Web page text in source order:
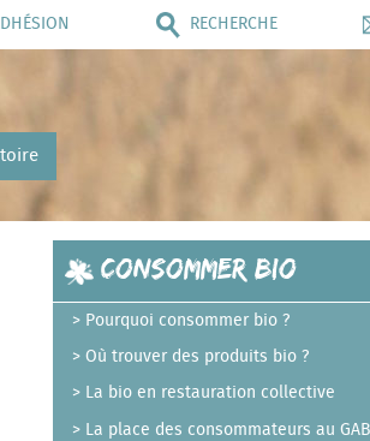
RECHERCHE
Consommer Bio
Pourquoi consommer bio ?
Où trouver des produits bio ?
La bio en restauration collective
La place des consommateurs au